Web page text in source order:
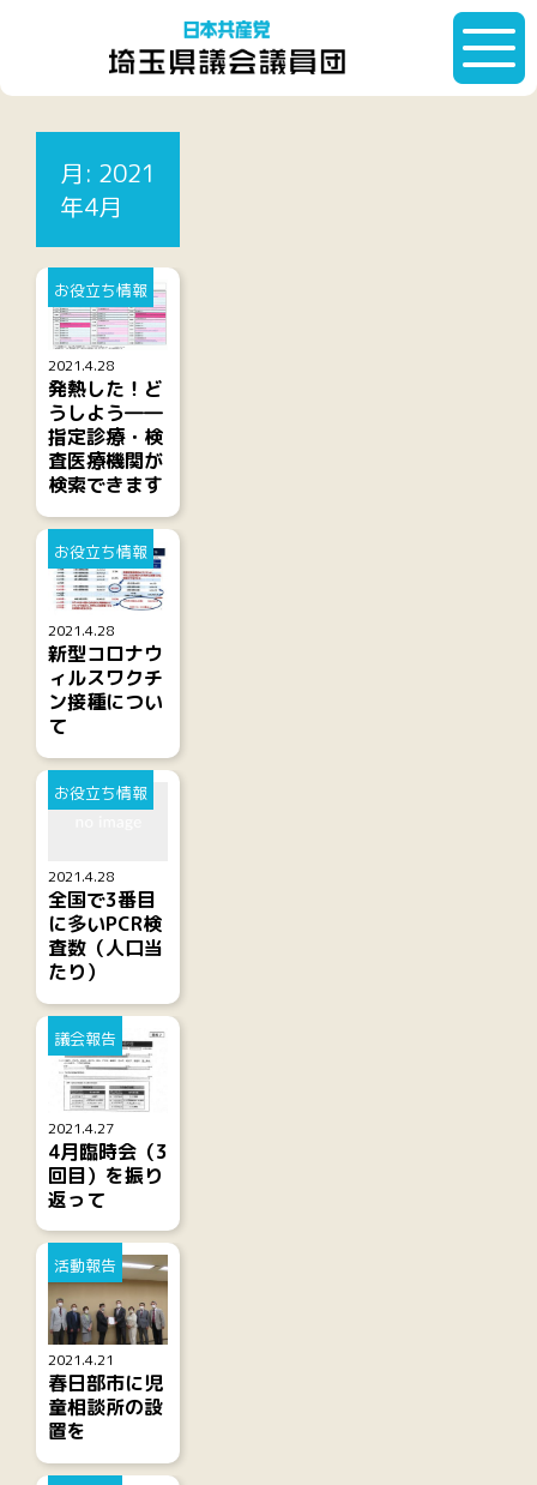
月: 2021
年4月
記事一覧
2021.4.28
お役立ち情報
発熱した！ど
うしよう――
指定診療・検
査医療機関が
検索できます
2021.4.28
お役立ち情報
新型コロナウ
ィルスワクチ
ン接種につい
て
2021.4.28
お役立ち情報
全国で3番目
に多いPCR検
査数（人口当
たり）
2021.4.27
議会報告
4月臨時会（3
回目）を振り
返って
2021.4.21
活動報告
春日部市に児
童相談所の設
置を